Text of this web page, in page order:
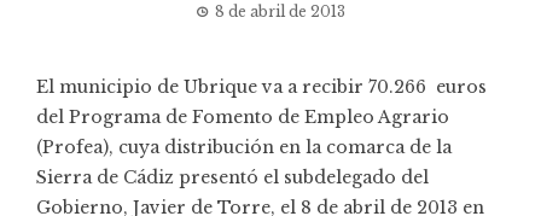
8 de abril de 2013
El municipio de Ubrique va a recibir 70.266 euros
del Programa de Fomento de Empleo Agrario
(Profea), cuya distribución en la comarca de la
Sierra de Cádiz presentó el subdelegado del
Gobierno, Javier de Torre, el 8 de abril de 2013 en